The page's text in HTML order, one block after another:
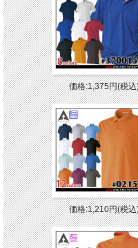
価格:1,375円(税
価格:1,210円(税